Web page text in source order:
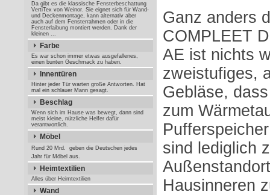
Da gibt es die klassische Fensterbeschattung
VertiTex von Weinor. Sie eignet sich für Wand-
und Deckenmontage, kann alternativ aber
auch auf dem Fensterrahmen oder in die
Fensterlaibung montiert werden. Dank der
kleinen ...
Farbe
Es war schon immer etwas ausgefallenes,
einen bunten Geschmack zu haben.
Innentüren
Hinter jeder Tür warten große Antworten. Hat
mal ein schlauer Mann gesagt.
Beschlag
Wenn sich im Hause was bewegt, dann sind
meist kleine, nützliche Helfer dafür
verantwortlich.
Möbel
Rund 20 Mrd.  geben die Deutschen jedes
Jahr für Möbel aus.
Heimtextilien
Alles über Heimtextilien
Wand
Ganz anders
COMPLEET
AE ist nichts
zweistufiges,
Gebläse,
zum
sind lediglich
Hausinneren